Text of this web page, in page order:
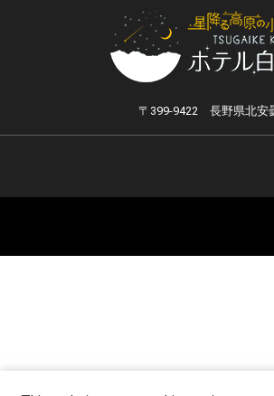
〒399-9422 長野県北安